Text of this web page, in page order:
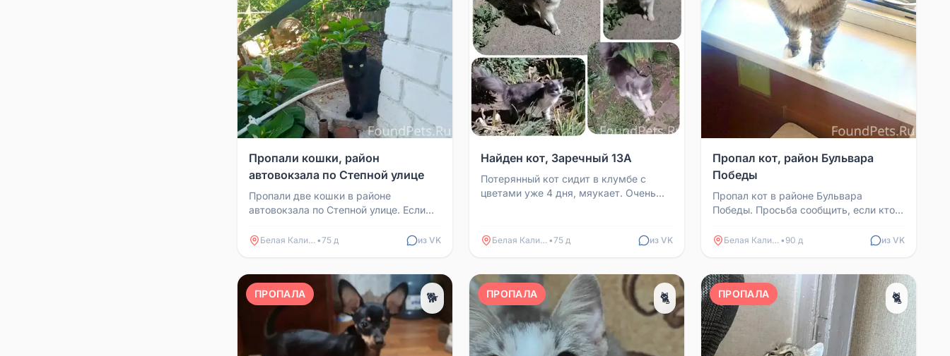
Пропали кошки, район
автовокзала по Степной улице
Пропали две кошки в районе
автовокзала по Степной улице. Если
Белая Калитва •75 д из VK
Найден кот, Заречный 13А
Потерянный кот сидит в клумбе с
цветами уже 4 дня, мяукает. Очень
Белая Калитва •75 д из VK
Пропал кот, район Бульвара
Победы
Пропал кот в районе Бульвара
Победы. Просьба сообщить, если кто-
Телефон для связи: 898851...
Белая Калитва • 90 д из VK
ПРОПАЛА 🐕 ПРОПАЛА 🐈 ПРОПАЛА 🐈